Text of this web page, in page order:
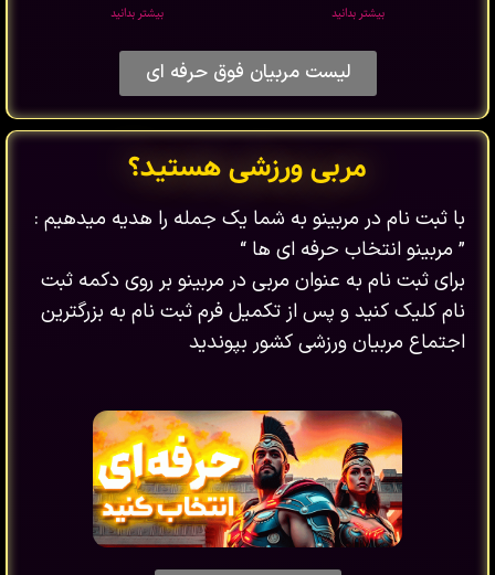
بیشتر بدانید بیشتر بدانید
لیست مربیان فوق حرفه ای
مربی ورزشی هستید؟
با ثبت نام در مربینو به شما یک جمله را هدیه میدهیم :
” مربینو انتخاب حرفه ای ها “
برای ثبت نام به عنوان مربی در مربینو بر روی دکمه ثبت
نام کلیک کنید و پس از تکمیل فرم ثبت نام به بزرگترین
اجتماع مربیان ورزشی کشور بپوندید